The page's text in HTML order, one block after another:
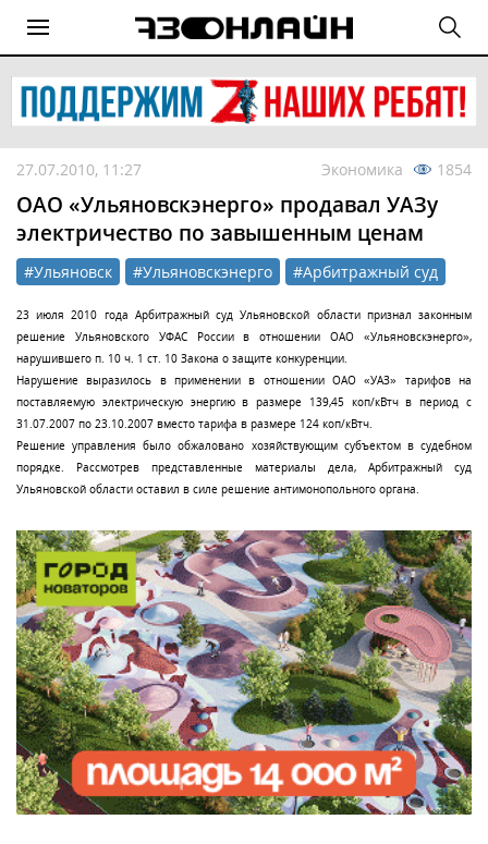
27.07.2010, 11:27 Экономика 1854
ОАО «Ульяновскэнерго» продавал УАЗу
электричество по завышенным ценам
#Ульяновск #Ульяновскэнерго #Арбитражный суд
23 июля 2010 года Арбитражный суд Ульяновской области признал законным
решение Ульяновского УФАС России в отношении ОАО «Ульяновскэнерго»,
нарушившего п. 10 ч. 1 ст. 10 Закона о защите конкуренции.
Нарушение выразилось в применении в отношении ОАО «УАЗ» тарифов на
поставляемую электрическую энергию в размере 139,45 коп/кВтч в период с
31.07.2007 по 23.10.2007 вместо тарифа в размере 124 коп/кВтч.
Решение управления было обжаловано хозяйствующим субъектом в судебном
порядке. Рассмотрев представленные материалы дела, Арбитражный суд
Ульяновской области оставил в силе решение антимонопольного органа.